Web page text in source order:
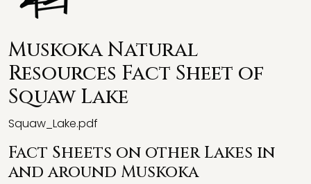
Muskoka Natural
Resources Fact Sheet of
Squaw Lake
Squaw_Lake.pdf
Fact Sheets on other Lakes in
and around Muskoka